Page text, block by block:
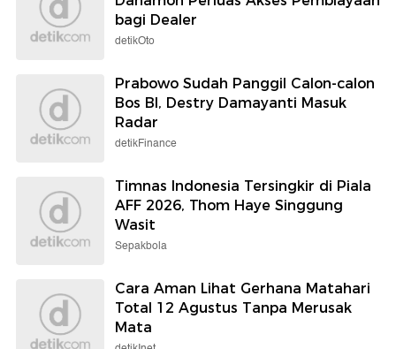
bagi Dealer
detikOto
Prabowo Sudah Panggil Calon-calon
Bos BI, Destry Damayanti Masuk
Radar
detikFinance
Timnas Indonesia Tersingkir di Piala
AFF 2026, Thom Haye Singgung
Wasit
Sepakbola
Cara Aman Lihat Gerhana Matahari
Total 12 Agustus Tanpa Merusak
Mata